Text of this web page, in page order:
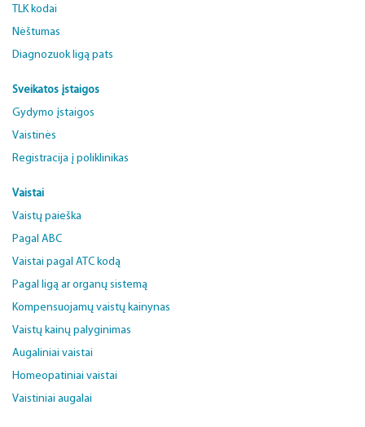
TLK kodai
Nėštumas
Diagnozuok ligą pats
Sveikatos įstaigos
Gydymo įstaigos
Vaistinės
Registracija į poliklinikas
Vaistai
Vaistų paieška
Pagal ABC
Vaistai pagal ATC kodą
Pagal ligą ar organų sistemą
Kompensuojamų vaistų kainynas
Vaistų kainų palyginimas
Augaliniai vaistai
Homeopatiniai vaistai
Vaistiniai augalai